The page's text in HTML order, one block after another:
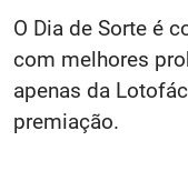
O Dia de Sorte é
com melhores
apenas da
premiação.